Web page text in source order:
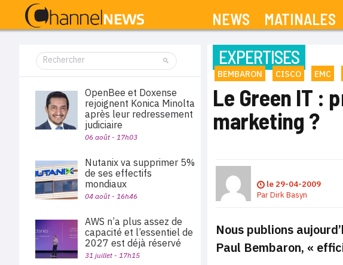
NEWS MATINALES
EXPERTISES
BEMBARON CISCO EMC
Le Green IT :
marketing ?
le 29-04-2009
ParDirk Basyn
Nous publions
Paul Bembaron, «
OpenBee et Doxense
rejoignent Konica Minolta
après leur redressement
judiciaire
06 août - 17h03
Nutanix va supprimer 5%
de ses effectifs
mondiaux
04 août - 16h46
AWS n’a plus assez de
capacité et l’essentiel de
2027 est déjà réservé
31 juillet - 17h15